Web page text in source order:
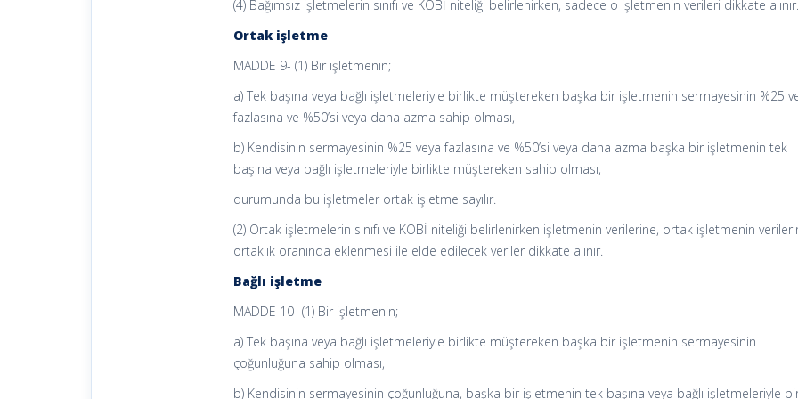
(4) Bağımsız işletmelerin sınıfı ve KOBİ niteliği belirlenirken, sadece o işletmenin verileri dikkate alınır.
Ortak işletme
MADDE 9- (1) Bir işletmenin;
a) Tek başına veya bağlı işletmeleriyle birlikte müştereken başka bir işletmenin sermayesinin %25
fazlasına ve %50’si veya daha azma sahip olması,
b) Kendisinin sermayesinin %25 veya fazlasına ve %50’si veya daha azma başka bir işletmenin tek
başına veya bağlı işletmeleriyle birlikte müştereken sahip olması,
durumunda bu işletmeler ortak işletme sayılır.
(2) Ortak işletmelerin sınıfı ve KOBİ niteliği belirlenirken işletmenin verilerine, ortak işletmenin
ortaklık oranında eklenmesi ile elde edilecek veriler dikkate alınır.
Bağlı işletme
MADDE 10- (1) Bir işletmenin;
a) Tek başına veya bağlı işletmeleriyle birlikte müştereken başka bir işletmenin sermayesinin
çoğunluğuna sahip olması,
b) Kendisinin sermayesinin çoğunluğuna, başka bir işletmenin tek başına veya bağlı işletmeleriyle